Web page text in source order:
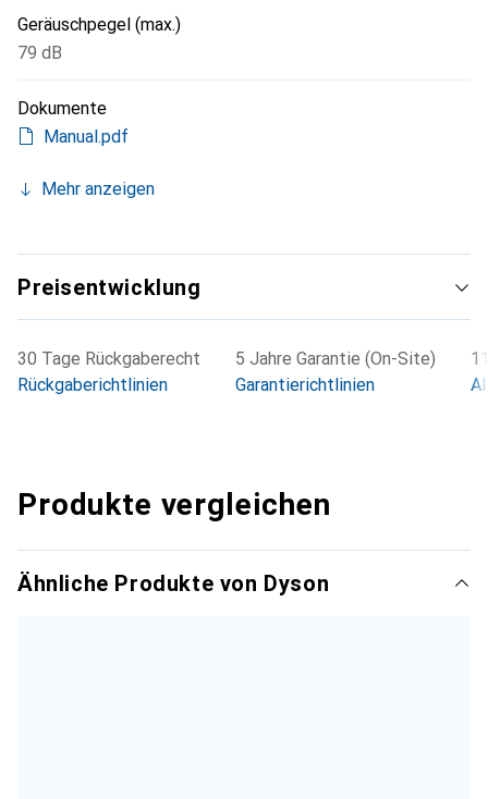
Geräuschpegel (max.)
79 dB
Dokumente
Manual.pdf
Mehr anzeigen
Preisentwicklung
30 Tage Rückgaberecht
Rückgaberichtlinien
5 Jahre Garantie (On-Site)
Garantierichtlinien
Produkte vergleichen
Ähnliche Produkte von Dyson